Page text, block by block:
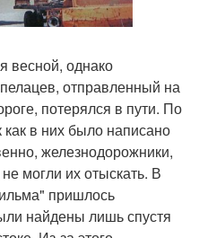
весной, однако
отправленный на
потерялся в пути. По
в них было написано
железнодорожники,
могли их отыскать. В
пришлось
найдены лишь спустя